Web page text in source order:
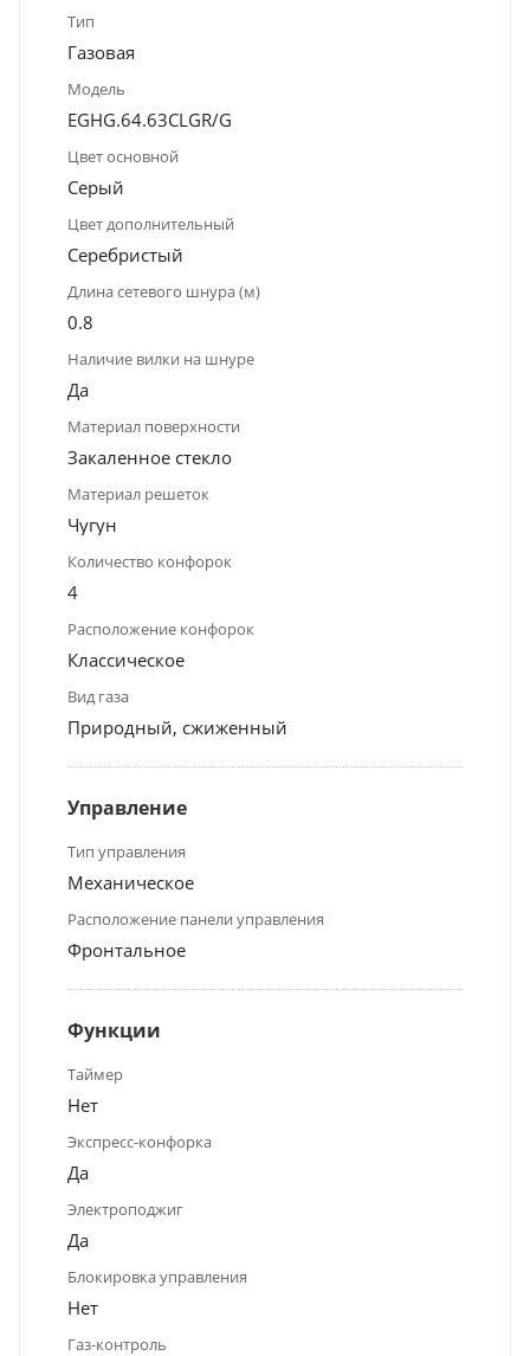
Тип
Газовая
Модель
EGHG.64.63CLGR/G
Цвет основной
Серый
Цвет дополнительный
Серебристый
Длина сетевого шнура (м)
0.8
Наличие вилки на шнуре
Да
Материал поверхности
Закаленное стекло
Материал решеток
Чугун
Количество конфорок
4
Расположение конфорок
Классическое
Вид газа
Природный, сжиженный
Управление
Тип управления
Механическое
Расположение панели управления
Фронтальное
Функции
Таймер
Нет
Экспресс-конфорка
Да
Электроподжиг
Да
Блокировка управления
Нет
Газ-контроль